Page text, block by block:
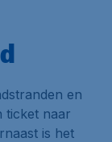
en
ticket naar
is het